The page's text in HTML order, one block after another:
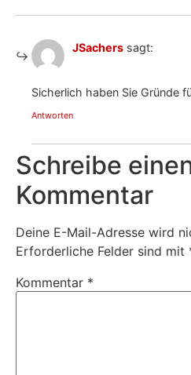
JSachers sagt:
Sicherlich haben Sie Gründe
Antworten
Schreibe
Kommentar
Deine E-Mail-Adresse wird
Erforderliche Felder sind mit
Kommentar *